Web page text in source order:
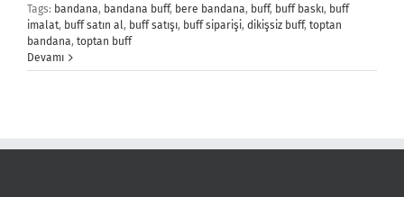
Tags: bandana, bandana buff, bere bandana, buff, buff baskı, buff
imalat, buff satın al, buff satışı, buff siparişi, dikişsiz buff, toptan
bandana, toptan buff
Devamı